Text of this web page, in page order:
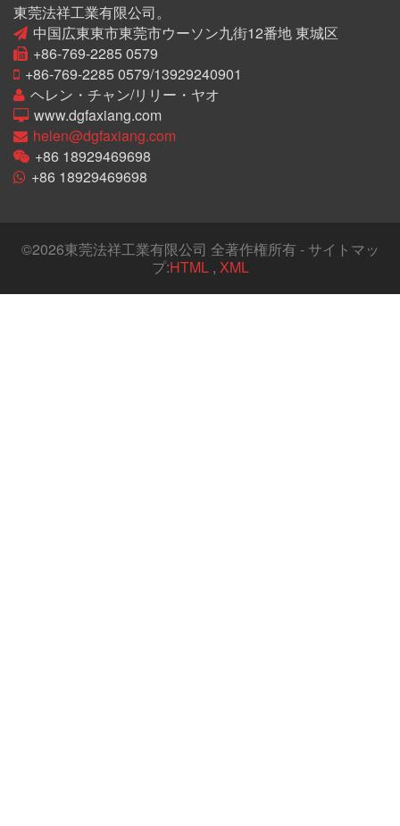
東莞法祥工業有限公司。
中国広東東市東莞市ウーソン九街12番地 東城区
+86-769-2285 0579
+86-769-2285 0579/13929240901
ヘレン・チャン/リリー・ヤオ
www.dgfaxiang.com
helen@dgfaxiang.com
+86 18929469698
+86 18929469698
©2026東莞法祥工業有限公司 全著作権所有 - サイトマッ
プ:HTML, XML